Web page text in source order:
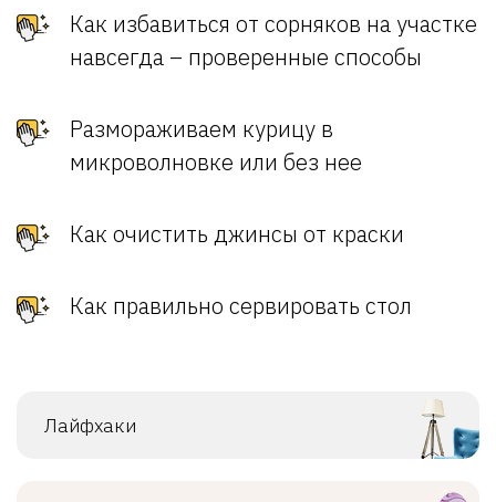
Как избавиться от сорняков на участке
навсегда – проверенные способы
Размораживаем курицу в
микроволновке или без нее
Как очистить джинсы от краски
Как правильно сервировать стол
Лайфхаки